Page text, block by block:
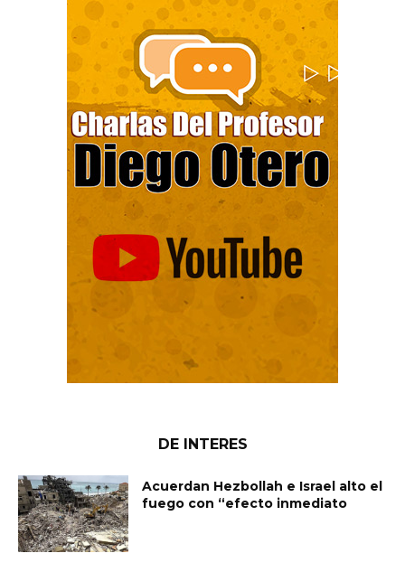
DE INTERES
Acuerdan Hezbollah e Israel alto el
fuego con “efecto inmediato